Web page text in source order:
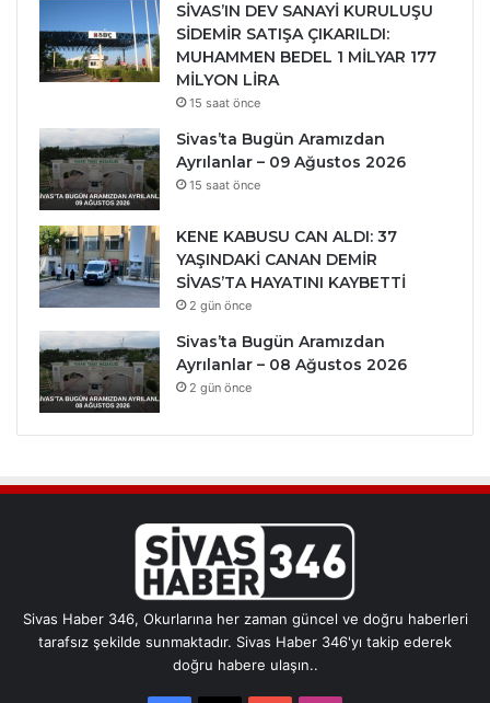
SİVAS’IN DEV SANAYİ KURULUŞU
SİDEMİR SATIŞA ÇIKARILDI:
MUHAMMEN BEDEL 1 MİLYAR 177
MİLYON LİRA
15 saat önce
Sivas’ta Bugün Aramızdan
Ayrılanlar – 09 Ağustos 2026
15 saat önce
KENE KABUSU CAN ALDI: 37
YAŞINDAKİ CANAN DEMİR
SİVAS’TA HAYATINI KAYBETTİ
2 gün önce
Sivas’ta Bugün Aramızdan
Ayrılanlar – 08 Ağustos 2026
2 gün önce
Sivas Haber 346, Okurlarına her zaman güncel ve doğru haberleri
tarafsız şekilde sunmaktadır. Sivas Haber 346'yı takip ederek
doğru habere ulaşın..